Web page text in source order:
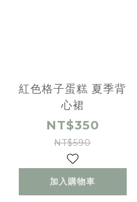
紅色格子蛋糕 夏季背
心裙
NT$350
NT$590
加入購物車